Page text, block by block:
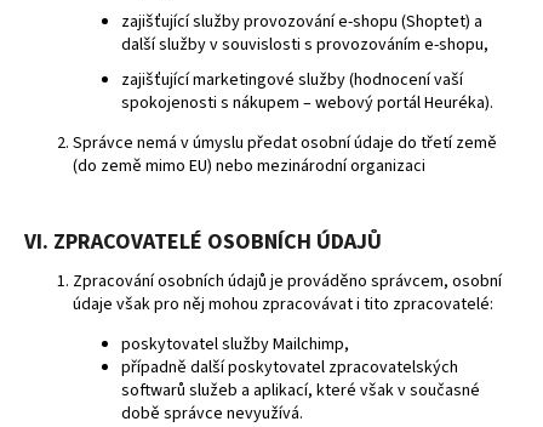
zajišťující služby provozování e-shopu (Shoptet) a
další služby v souvislosti s provozováním e-shopu,
zajišťující marketingové služby (hodnocení vaší
spokojenosti s nákupem – webový portál Heuréka).
Správce nemá v úmyslu předat osobní údaje do třetí země
(do země mimo EU) nebo mezinárodní organizaci
VI. ZPRACOVATELÉ OSOBNÍCH ÚDAJŮ
Zpracování osobních údajů je prováděno správcem, osobní
údaje však pro něj mohou zpracovávat i tito zpracovatelé:
poskytovatel služby Mailchimp,
případně další poskytovatel zpracovatelských
softwarů služeb a aplikací, které však v současné
době správce nevyužívá.